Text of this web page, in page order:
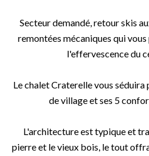
Secteur demandé, retour skis
remontées mécaniques qui
l'effervescence du
Le chalet Craterelle vous séduira
de village et ses 5
L'architecture est typique et
pierre et le vieux bois, le tout